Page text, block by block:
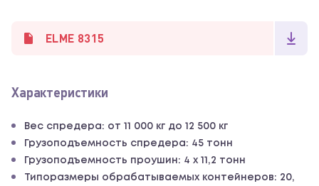
ELME 8315
Характеристики
Вес спредера: от 11 000 кг до 12 500 кг
Грузоподъемность спредера: 45 тонн
Грузоподъемность проушин: 4 х 11,2 тонн
Типоразмеры обрабатываемых контейнеров: 20,